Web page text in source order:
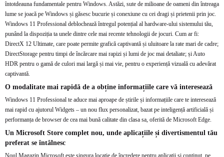
întotdeauna fundamentale pentru Windows. Astăzi, sute de milioane de oameni din întreaga
lume se joacă pe Windows și găsesc bucurie și conexiune cu cei dragi și prietenii prin joc.
Windows 11 Professional deblochează întregul potențial al hardware-ului sistemului tău,
punând la dispoziția ta unele dintre cele mai recente tehnologii de jocuri. Cum ar fi:
DirectX 12 Ultimate, care poate permite grafică captivantă și uluitoare la rate mari de cadre;
DirectStorage pentru timpi de încărcare mai rapizi și lumi de joc mai detaliate; și Auto
HDR pentru o gamă de culori mai largă și mai vie, pentru o experiență vizuală cu adevărat
captivantă.
O modalitate mai rapidă de a obține informațiile care vă interesează
Windows 11 Professional te aduce mai aproape de știrile și informațiile care te interesează
mai rapid cu ajutorul Widgets – un nou flux personalizat, bazat pe inteligență artificială și
performanța de browser de cea mai bună calitate din clasa sa, oferită de Microsoft Edge.
Un Microsoft Store complet nou, unde aplicațiile și divertismentul tău
preferat se întâlnesc
Noul Magazin Microsoft este singura locație de încredere pentru aplicații și conținut, pe